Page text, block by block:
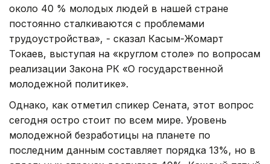
около 40 % молодых людей в нашей стране
постоянно сталкиваются с проблемами
трудоустройства», - сказал Касым-Жомарт
Токаев, выступая на «круглом столе» по вопросам
реализации Закона РК «О государственной
молодежной политике».
Однако, как отметил спикер Сената, этот вопрос
сегодня остро стоит по всем мире. Уровень
молодежной безработицы на планете по
последним данным составляет порядка 13%, но в